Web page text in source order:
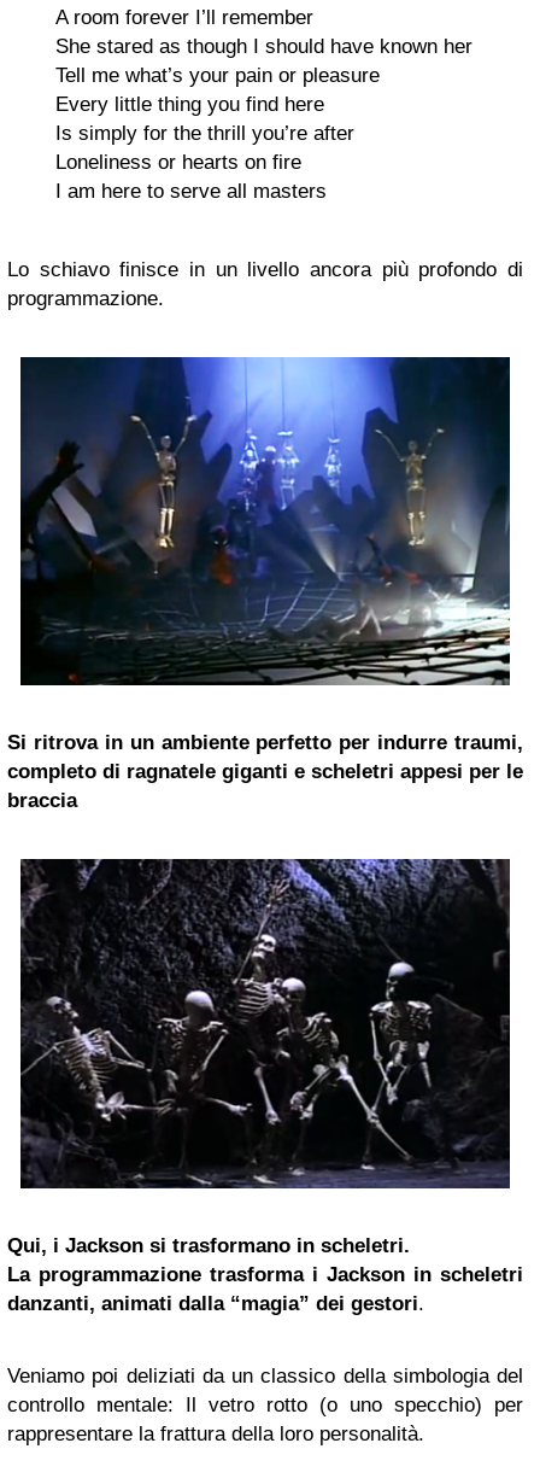
A room forever I’ll remember
She stared as though I should have known her
Tell me what’s your pain or pleasure
Every little thing you find here
Is simply for the thrill you’re after
Loneliness or hearts on fire
I am here to serve all masters
Lo schiavo finisce in un livello ancora più profondo di
programmazione.
Si ritrova in un ambiente perfetto per indurre traumi,
completo di ragnatele giganti e scheletri appesi per le
braccia
Qui, i Jackson si trasformano in scheletri.
La programmazione trasforma i Jackson in scheletri
danzanti, animati dalla “magia” dei gestori.
Veniamo poi deliziati da un classico della simbologia del
controllo mentale: Il vetro rotto (o uno specchio) per
rappresentare la frattura della loro personalità.